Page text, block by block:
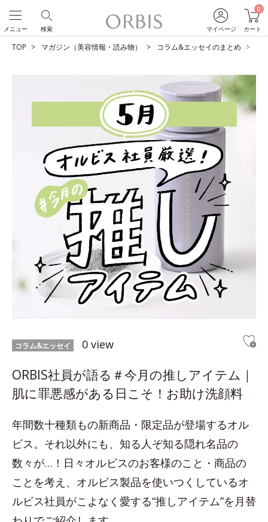
マイページ
0
カート
検索
メニュー
TOP マガジン（美容情報・読み物） コラム&エッセイのまとめ
コラム&エッセイ 0 view
ORBIS社員が語る＃今月の推しアイテム｜
肌に罪悪感がある日こそ！お助け洗顔料
年間数十種類もの新商品・限定品が登場するオル
ビス。それ以外にも、知る人ぞ知る隠れ名品の
数々が…！日々オルビスのお客様のこと・商品の
ことを考え、オルビス製品を使いつくしているオ
ルビス社員がこよなく愛する“推しアイテム”を月替